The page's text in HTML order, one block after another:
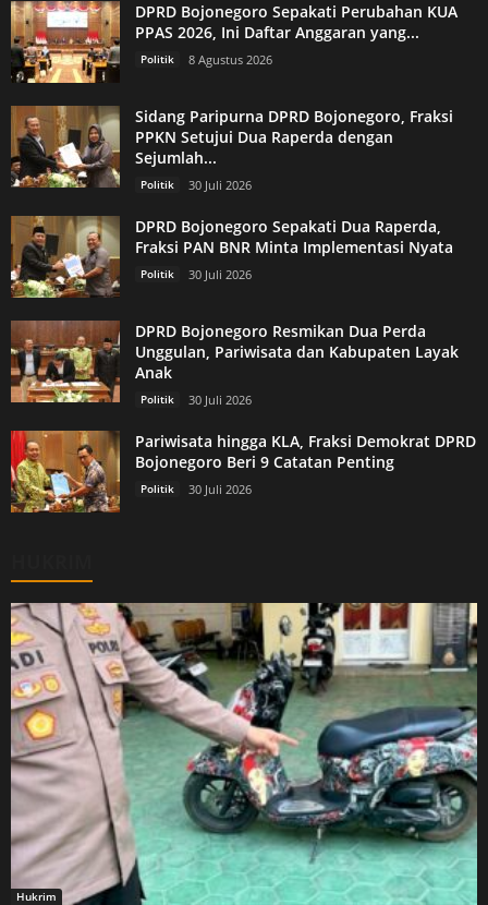
DPRD Bojonegoro Sepakati Perubahan KUA
PPAS 2026, Ini Daftar Anggaran yang...
Politik 8 Agustus 2026
Sidang Paripurna DPRD Bojonegoro, Fraksi
PPKN Setujui Dua Raperda dengan
Sejumlah...
Politik 30 Juli 2026
DPRD Bojonegoro Sepakati Dua Raperda,
Fraksi PAN BNR Minta Implementasi Nyata
Politik 30 Juli 2026
DPRD Bojonegoro Resmikan Dua Perda
Unggulan, Pariwisata dan Kabupaten Layak
Anak
Politik 30 Juli 2026
Pariwisata hingga KLA, Fraksi Demokrat DPRD
Bojonegoro Beri 9 Catatan Penting
Politik 30 Juli 2026
Hukrim